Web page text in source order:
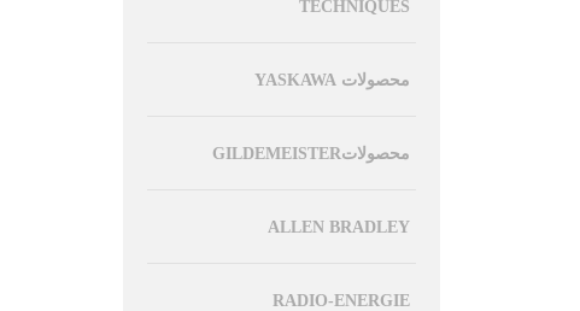
TECHNIQUES
محصولات YASKAWA
محصولاتGILDEMEISTER
ALLEN BRADLEY
RADIO-ENERGIE